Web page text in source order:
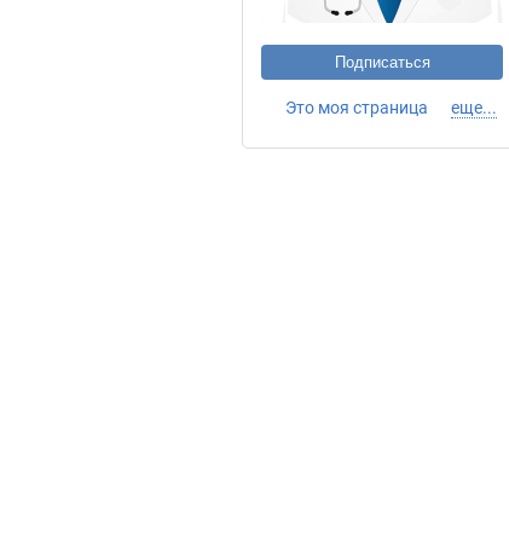
Подписаться
Это моя страница еще...